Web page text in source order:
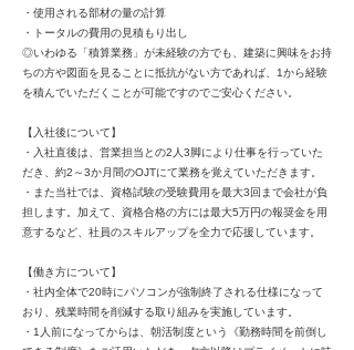
・使用される部材の量の計算
・トータルの費用の見積もり出し
◎いわゆる「積算業務」が未経験の方でも、建築に興味をお持
ちの方や図面を見ることに抵抗がない方であれば、1から経験
を積んでいただくことが可能ですのでご安心ください。
【入社後について】
・入社直後は、営業担当との2人3脚により仕事を行っていた
だき、約2～3か月間のOJTにて業務を覚えていただきます。
・また当社では、資格試験の受験費用を最大3回まで会社が負
担します。加えて、資格合格の方には最大5万円の報奨金を用
意するなど、社員のスキルアップを全力で応援しています。
【働き方について】
・社内全体で20時にパソコンが強制終了される仕様になって
おり、残業時間を削減する取り組みを実施しています。
・1人前になってからは、朝活制度という《勤務時間を前倒し